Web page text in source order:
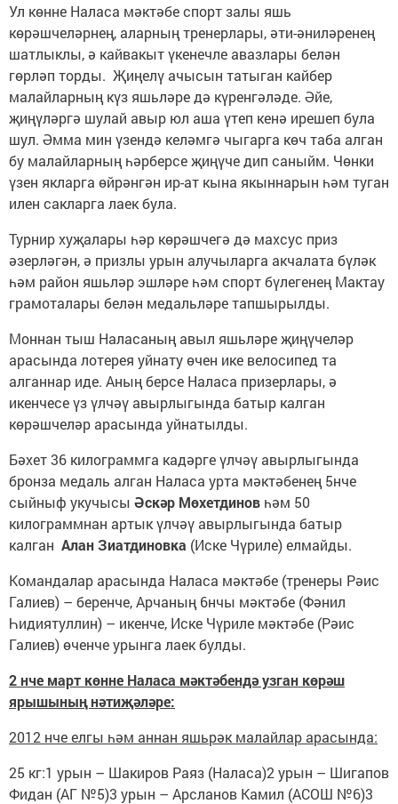
Ул көнне Наласа мәктәбе спорт залы яшь
көрәшчеләрнең, аларның тренерлары, әти-әниләренең
шатлыклы, ә кайвакыт үкенечле авазлары белән
гөрләп торды. Җиңелү ачысын татыган кайбер
малайларның күз яшьләре дә күренгәләде. Әйе,
җиңүләргә шулай авыр юл аша үтеп кенә ирешеп була
шул. Әмма мин үзендә келәмгә чыгарга көч таба алган
бу малайларның һәрберсе җиңүче дип саныйм. Чөнки
үзен якларга өйрәнгән ир-ат кына якыннарын һәм туган
илен сакларга лаек була.
Турнир хуҗалары һәр көрәшчегә дә махсус приз
әзерләгән, ә призлы урын алучыларга акчалата бүләк
һәм район яшьләр эшләре һәм спорт бүлегенең Мактау
грамоталары белән медальләре тапшырылды.
Моннан тыш Наласаның авыл яшьләре җиңүчеләр
арасында лотерея уйнату өчен ике велосипед та
алганнар иде. Аның берсе Наласа призерлары, ә
икенчесе үз үлчәү авырлыгында батыр калган
көрәшчеләр арасында уйнатылды.
Бәхет 36 килограммга кадәрге үлчәү авырлыгында
бронза медаль алган Наласа урта мәктәбенең 5нче
сыйныф укучысы Әскәр Мөхетдинов һәм 50
килограммнан артык үлчәү авырлыгында батыр
калган Алан Зиатдиновка (Иске Чүриле) елмайды.
Командалар арасында Наласа мәктәбе (тренеры Рәис
Галиев) – беренче, Арчаның 6нчы мәктәбе (Фәнил
Һидиятуллин) – икенче, Иске Чүриле мәктәбе (Рәис
Галиев) өченче урынга лаек булды.
2 нче март көнне Наласа мәктәбендә узган көрәш
ярышының нәтиҗәләре:
2012 нче елгы һәм аннан яшьрәк малайлар арасында:
25 кг:1 урын – Шакиров Раяз (Наласа)2 урын – Шигапов
Фидан (АГ №5)3 урын – Арсланов Камил (АСОШ №6)3